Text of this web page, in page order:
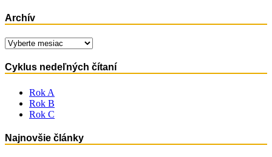
Archív
Archív
Cyklus nedeľných čítaní
Rok A
Rok B
Rok C
Najnovšie články